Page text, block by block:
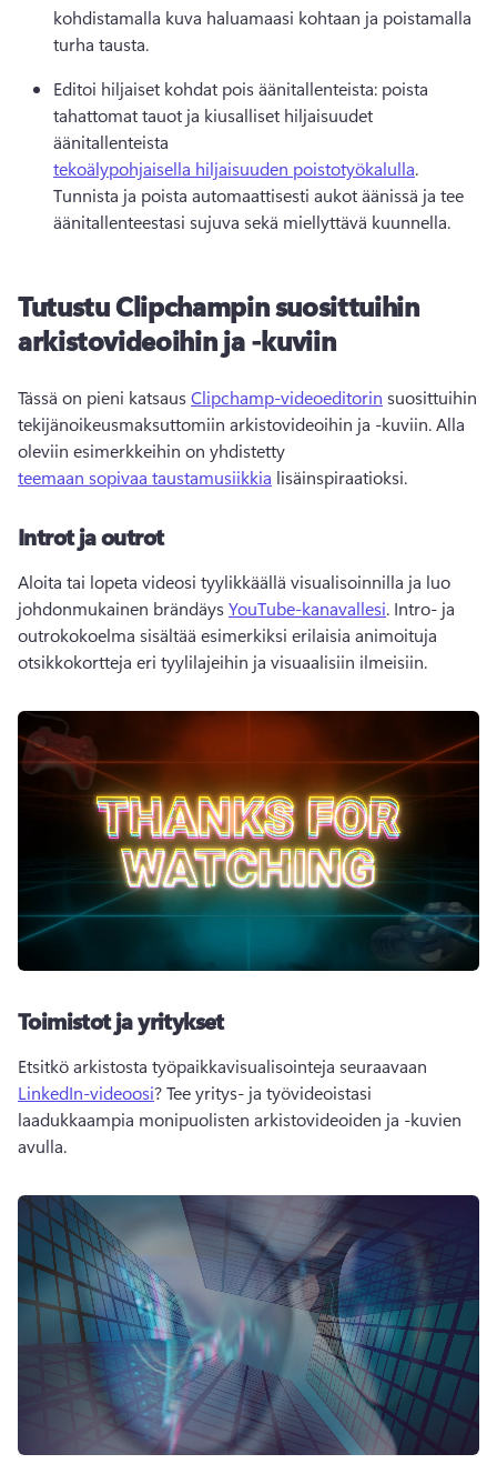
kohdistamalla kuva haluamaasi kohtaan ja poistamalla
turha tausta.
Editoi hiljaiset kohdat pois äänitallenteista: poista
tahattomat tauot ja kiusalliset hiljaisuudet
äänitallenteista
tekoälypohjaisella hiljaisuuden poistotyökalulla.
Tunnista ja poista automaattisesti aukot äänissä ja tee
äänitallenteestasi sujuva sekä miellyttävä kuunnella.
Tutustu Clipchampin suosittuihin
arkistovideoihin ja -kuviin
Tässä on pieni katsaus Clipchamp-videoeditorin suosittuihin
tekijänoikeusmaksuttomiin arkistovideoihin ja -kuviin. Alla
oleviin esimerkkeihin on yhdistetty
teemaan sopivaa taustamusiikkia lisäinspiraatioksi.
Introt ja outrot
Aloita tai lopeta videosi tyylikkäällä visualisoinnilla ja luo
johdonmukainen brändäys YouTube-kanavallesi. Intro- ja
outrokokoelma sisältää esimerkiksi erilaisia animoituja
otsikkokortteja eri tyylilajeihin ja visuaalisiin ilmeisiin.
Toimistot ja yritykset
Etsitkö arkistosta työpaikkavisualisointeja seuraavaan
LinkedIn-videoosi? Tee yritys- ja työvideoistasi
laadukkaampia monipuolisten arkistovideoiden ja -kuvien
avulla.